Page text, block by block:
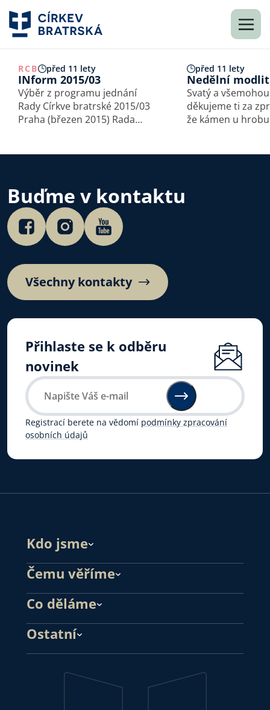
RCB před 11 lety
INform 2015/03
Výběr z programu jednání
Rady Církve bratrské 2015/03
Praha (březen 2015) Rada
o doporučení Rady k udělení
volitelnosti…
před 11 lety
Nedělní
Svatý a
děkujeme ti za
že kámen u
Buďme v kontaktu
Všechny kontakty
Přihlaste se k odběru
novinek
Registrací berete na vědomí podmínky zpracování
osobních údajů
Kdo jsme
Čemu věříme
Co děláme
Ostatní